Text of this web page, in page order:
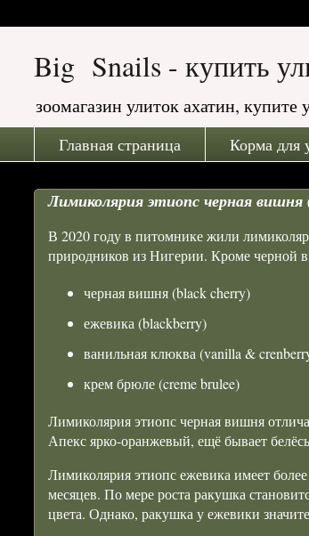
Big Snails - купить
зоомагазин улиток ахатин,
Главная страница Корма для
Лимиколярия этиопс черная
В 2020 году в питомнике жили
природников из Нигерии. Кроме черной
черная вишня (black cherry)
ежевика (blackberry)
ванильная клюква (vanilla &
крем брюле (creme brulee)
Лимиколярия этиопс черная вишня
Апекс ярко-оранжевый, ещё бывает
Лимиколярия этиопс ежевика имеет
месяцев. По мере роста ракушка
цвета. Однако, ракушка у ежевики